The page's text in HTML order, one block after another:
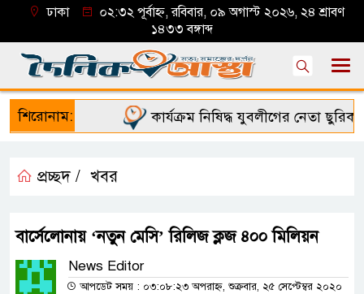
ঢাকা
০২:৩২ পূর্বাহ্ন, রবিবার, ০৯ অগাস্ট ২০২৬, ২৪ শ্রাবণ
১৪৩৩ বঙ্গাব্দ
শিরোনাম: কার্যক্রম নিষিদ্ধ যুবলীগের নেতা
প্রচ্ছদ / খবর
বার্সেলোনায় ‘নতুন মেসি’ রিলিজ ক্লজ ৪০০ মিলিয়ন
News Editor
আপডেট সময় : ০৩:০৮:২৩ অপরাহ্ন, শুক্রবার, ২৫ সেপ্টেম্বর ২০২০